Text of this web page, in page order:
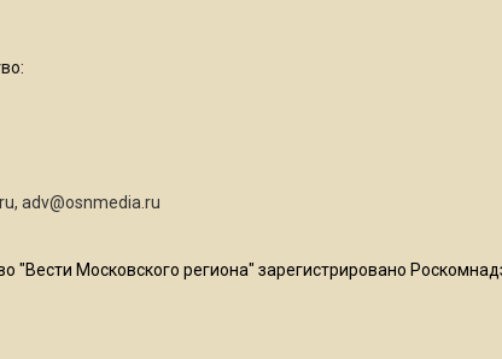
, adv@osnmedia.ru
"Вести Московского региона" зарегистрировано